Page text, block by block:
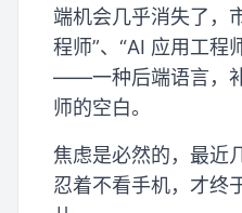
端机会几乎消失了，
程师”、“AI 应用工程
——一种后端语言，
师的空白。
焦虑是必然的，最近
忍着不看手机，才终